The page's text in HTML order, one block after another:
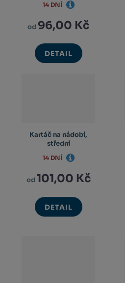
od 96,00 Kč
DETAIL
14 DNÍ
Kartáč na nádobí,
střední
od101,00 Kč
DETAIL
14 DNÍ